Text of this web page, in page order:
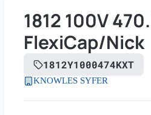
1812 100V
FlexiCap/Nick
1812Y1000474KXT
KNOWLES SYFER